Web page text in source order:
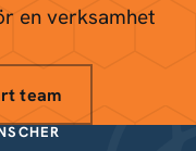
en verksamhet
team